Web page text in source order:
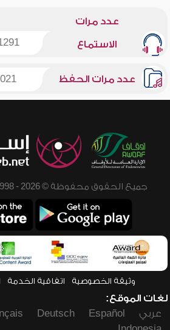
عدد مرات
الاستماع
عدد مرات الحفظ
جميع الحقوق محفوظة © 2026 - 1998 لشبكة إسلام ويب
وثيقة الخصوصية اتفاقية الخدمة
لغات الموقع:
عربي
Español
Deutsch